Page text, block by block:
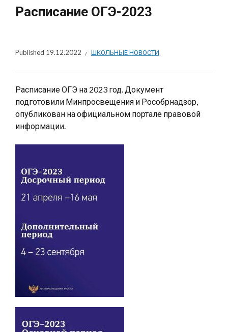
Расписание ОГЭ-2023
Published 19.12.2022 ШКОЛЬНЫЕ НОВОСТИ
Расписание ОГЭ на 2023 год. Документ
подготовили Минпросвещения и Рособрнадзор,
опубликован на официальном портале правовой
информации.